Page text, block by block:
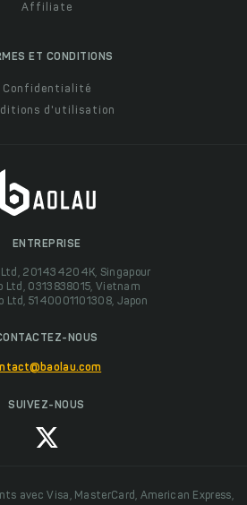
Affiliate
ET CONDITIONS
Confidentialité
d'utilisation
ENTREPRISE
Ltd, 201434204K, Singapour
Ltd, 0313838015, Vietnam
Ltd, 5140001101308, Japon
NOUS
SUIVEZ-NOUS
avec Visa, MasterCard, American Express,